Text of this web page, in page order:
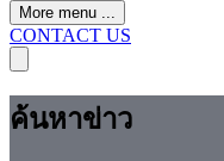
More menu ...
CONTACT US
ค้นหาข่าว